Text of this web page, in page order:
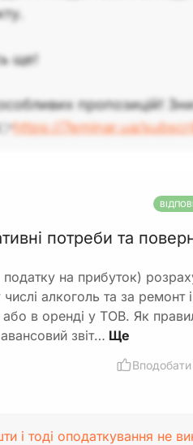
ще!
пропозицій!
https://7eminar.ua/
потреби та
на прибуток)
алкоголь та за ремонт і
або в оренді у ТОВ. Як
звіт…
Вподобати
і тоді оподаткування не